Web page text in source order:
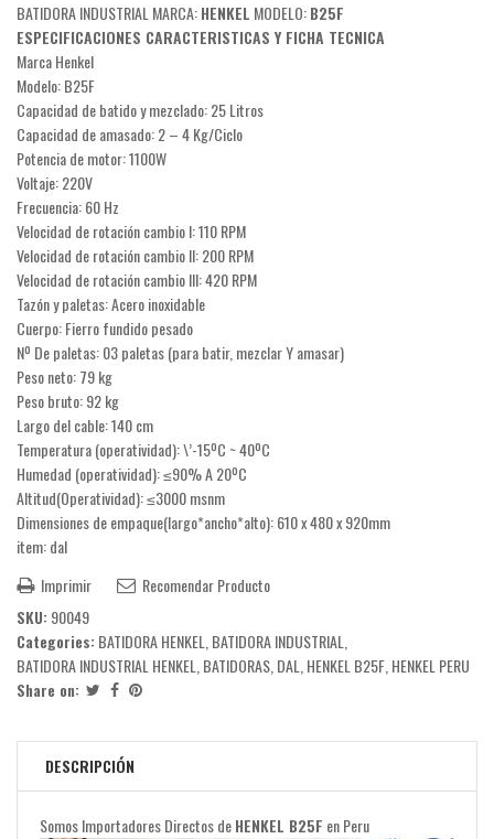
BATIDORA INDUSTRIAL MARCA:HENKEL MODELO:B25F
ESPECIFICACIONES CARACTERISTICAS Y FICHA TECNICA
Marca Henkel
Modelo: B25F
Capacidad de batido y mezclado: 25 Litros
Capacidad de amasado: 2 – 4 Kg/Ciclo
Potencia de motor: 1100W
Voltaje: 220V
Frecuencia: 60 Hz
Velocidad de rotación cambio I: 110 RPM
Velocidad de rotación cambio II: 200 RPM
Velocidad de rotación cambio III: 420 RPM
Tazón y paletas: Acero inoxidable
Cuerpo: Fierro fundido pesado
Nº De paletas: 03 paletas (para batir, mezclar Y amasar)
Peso neto: 79 kg
Peso bruto: 92 kg
Largo del cable: 140 cm
Temperatura (operatividad): \’-15ºC ~ 40ºC
Humedad (operatividad): ≤90% A 20ºC
Altitud(Operatividad): ≤3000 msnm
Dimensiones de empaque(largo*ancho*alto): 610 x 480 x 920mm
item: dal
Imprimir
Recomendar Producto
SKU: 90049
Categories: BATIDORA HENKEL,BATIDORA INDUSTRIAL,
BATIDORA INDUSTRIAL HENKEL,BATIDORAS,DAL,HENKEL B25F,HENKEL PERU
Share on:
DESCRIPCIÓN
Somos Importadores Directos deHENKEL B25F en Peru